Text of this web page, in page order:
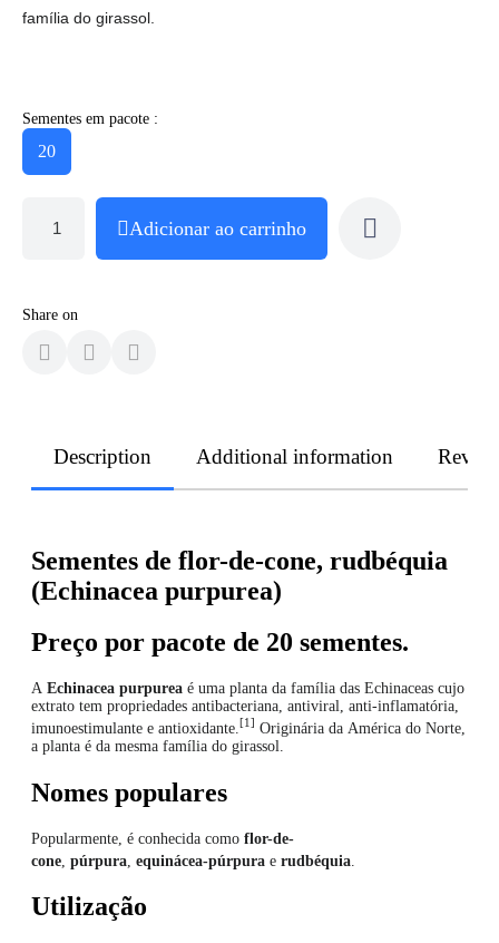
família do girassol.
Sementes em pacote :
20
Adicionar ao carrinho
Share on
Description Additional information
Sementes de flor-de-cone, rudbéquia
(Echinacea purpurea)
Preço por pacote de 20 sementes.
A Echinacea purpurea é uma planta da família das Echinaceas cujo
extrato tem propriedades antibacteriana, antiviral, anti-inflamatória,
imunoestimulante e antioxidante.[1] Originária da América do Norte,
a planta é da mesma família do girassol.
Nomes populares
Popularmente, é conhecida como flor-de-
cone púrpura equinácea-púrpura e rudbéquia
Utilização